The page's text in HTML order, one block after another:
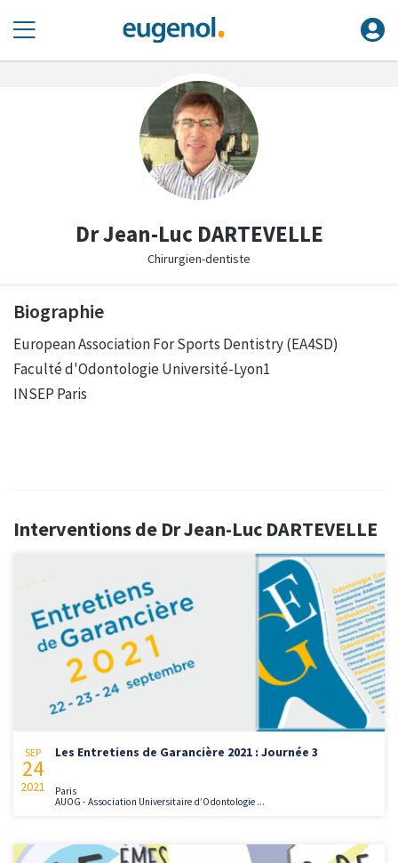
Dr Jean-Luc DARTEVELLE
Chirurgien-dentiste
Biographie
European Association For Sports Dentistry (EA4SD)
Faculté d'Odontologie Université-Lyon1
INSEP Paris
Interventions de Dr Jean-Luc DARTEVELLE
SEP
24
2021
Les Entretiens de Garancière 2021 : Journée 3
Paris
AUOG - Association Universitaire d’Odontologie ...